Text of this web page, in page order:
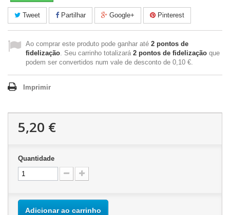
Tweet Partilhar Google+ Pinterest
Ao comprar este produto pode ganhar até 2 pontos de
fidelização. Seu carrinho totalizará 2 pontos de fidelização que
podem ser convertidos num vale de desconto de 0,10 €.
Imprimir
5,20 €
Quantidade
Adicionar ao carrinho